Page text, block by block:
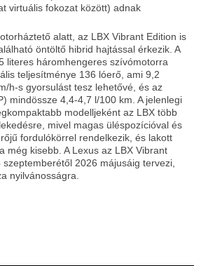
virtuális fokozat között) adnak
alatt, az LBX Vibrant Edition is
öntöltő hibrid hajtással érkezik. A
literes háromhengeres szívómotorra
teljesítménye 136 lóerő, ami 9,2
h-s gyorsulást tesz lehetővé, és az
mindössze 4,4-4,7 l/100 km. A jelenlegi
modelljeként az LBX több
mivel magas üléspozícióval és
fordulókörrel rendelkezik, és lakott
még kisebb. A Lexus az LBX Vibrant
2026 májusáig tervezi,
nyilvánosságra.